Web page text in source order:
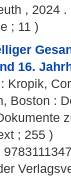
, 2024
; 11 )
16.
Kropik,
Boston :
; 255 )